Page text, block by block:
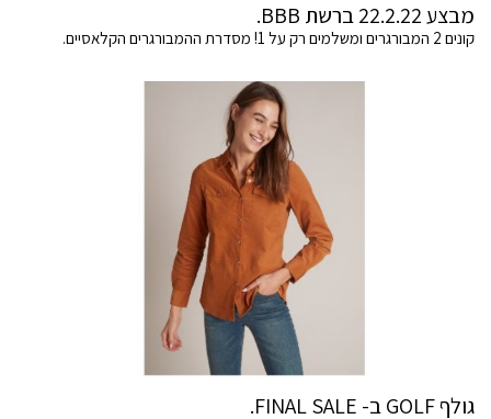
מבצע 22.2.22 ברשת BBB.
קונים 2 המבורגרים ומשלמים רק על 1! מסדרת ההמבורגרים הקלאסיים.
גולף GOLF ב- FINAL SALE.